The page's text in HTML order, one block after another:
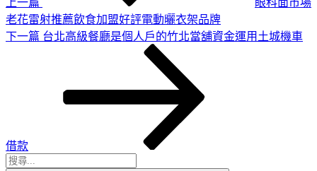
老花雷射推薦飲食加盟好評電動曬衣架品牌
下
下一篇 台北高級餐廳是個人戶的竹北當舖資金運用土城機車
借款
搜